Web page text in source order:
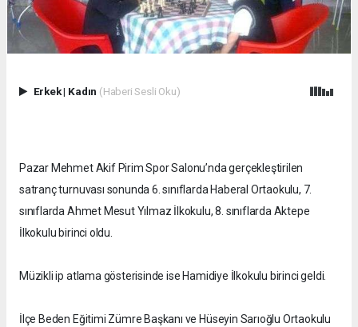
Erkek| Kadın (Haberi Sesli Oku)
Pazar Mehmet Akif Pirim Spor Salonu’nda gerçekleştirilen
satranç turnuvası sonunda 6. sınıflarda Haberal Ortaokulu, 7.
sınıflarda Ahmet Mesut Yılmaz İlkokulu, 8. sınıflarda Aktepe
İlkokulu birinci oldu.
Müzikli ip atlama gösterisinde ise Hamidiye İlkokulu birinci geldi.
İlçe Beden Eğitimi Zümre Başkanı ve Hüseyin Sarıoğlu Ortaokulu